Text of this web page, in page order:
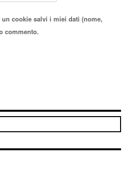
cookie salvi i miei dati (nome,
commento.